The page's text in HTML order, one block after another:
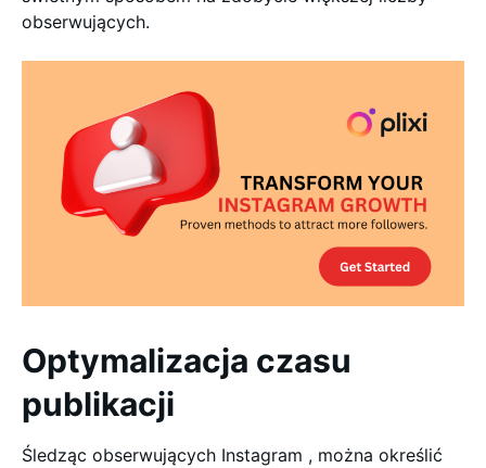
obserwujących.
Optymalizacja czasu
publikacji
Śledząc obserwujących Instagram , można określić